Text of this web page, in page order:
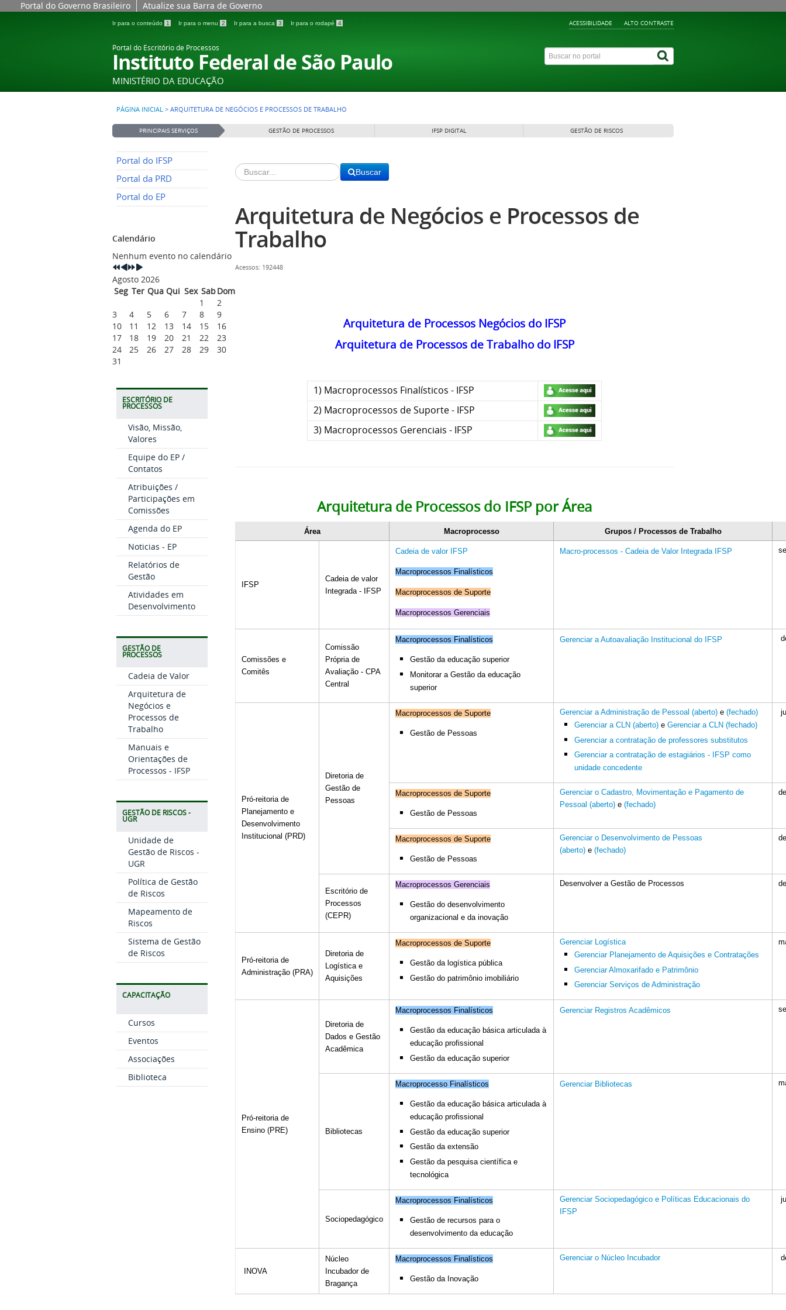
Portal do Governo Brasileiro Atualize sua Barra de Governo
Ir para o conteúdo 1 Ir para o menu 2 Ir para a busca 3 Ir para o rodapé 4 ACESSIBILIDADE ALTO CONTRASTE
Portal do Escritório de Processos
Instituto Federal de São Paulo
MINISTÉRIO DA EDUCAÇÃO
PÁGINA INICIAL > ARQUITETURA DE NEGÓCIOS E PROCESSOS DE TRABALHO
PRINCIPAIS SERVIÇOS GESTÃO DE PROCESSOS IFSP DIGITAL GESTÃO DE RISCOS
Portal do IFSP
Portal da PRD
Portal do EP
Calendário
Nenhum evento no calendário
Anterior
Anterior
Ano Mês
Agosto 2026
Seg Ter Qua Qui Sex SabDom
1
2
3
4 5 6 7 8
9
10
11 12 13 14 15
16
17
18 19 20 21 22
23
24
25 26 27 28 29
30
31
ESCRITÓRIO DE
PROCESSOS
Visão, Missão,
Valores
Equipe do EP /
Contatos
Atribuições /
Participações em
Comissões
Agenda do EP
Noticias - EP
Relatórios de
Gestão
Atividades em
Desenvolvimento
GESTÃO DE
PROCESSOS
Cadeia de Valor
Arquitetura de
Negócios e
Processos de
Trabalho
Manuais e
Orientações de
Processos - IFSP
GESTÃO DE RISCOS -
UGR
Unidade de
Gestão de Riscos -
UGR
Política de Gestão
de Riscos
Mapeamento de
Riscos
Sistema de Gestão
de Riscos
CAPACITAÇÃO
Cursos
Eventos
Associações
Biblioteca
Buscar
Arquitetura de Negócios e Processos de
Trabalho
Acessos: 192448
Arquitetura de Processos Negócios do IFSP
Arquitetura de Processos de Trabalho do IFSP
1) Macroprocessos Finalísticos - IFSP
2) Macroprocessos de Suporte - IFSP
3) Macroprocessos Gerenciais - IFSP
Arquitetura de Processos do IFSP por Área
Área Macroprocesso Grupos / Processos de Trabalho
IFSP
Cadeia de valor
Integrada - IFSP
Cadeia de valor IFSP
Macroprocessos Finalísticos
Macroprocessos de Suporte
Macroprocessos Gerenciais
Macro-processos - Cadeia de Valor Integrada IFSP
Comissões e
Comitês
Comissão
Própria de
Avaliação - CPA
Central
Macroprocessos Finalísticos
Gestão da educação superior
Monitorar a Gestão da educação
superior
Gerenciar a Autoavaliação Institucional do IFSP
Pró-reitoria de
Planejamento e
Desenvolvimento
Institucional (PRD)
Diretoria de
Gestão de
Pessoas
Macroprocessos de Suporte
Gestão de Pessoas
Gerenciar a Administração de Pessoal (aberto) e (fechado)
Gerenciar a CLN (aberto) e Gerenciar a CLN (fechado)
Gerenciar a contratação de professores substitutos
Gerenciar a contratação de estagiários - IFSP como
unidade concedente
Macroprocessos de Suporte
Gestão de Pessoas
Gerenciar o Cadastro, Movimentação e Pagamento de
Pessoal (aberto) e (fechado)
Macroprocessos de Suporte
Gestão de Pessoas
Gerenciar o Desenvolvimento de Pessoas
(aberto) e (fechado)
Escritório de
Processos
(CEPR)
Macroprocessos Gerenciais
Gestão do desenvolvimento
organizacional e da inovação
Desenvolver a Gestão de Processos
Pró-reitoria de
Administração (PRA)
Diretoria de
Logística e
Aquisições
Macroprocessos de Suporte
Gestão da logística pública
Gestão do patrimônio imobiliário
Gerenciar Logística
Gerenciar Planejamento de Aquisições e Contratações
Gerenciar Almoxarifado e Patrimônio
Gerenciar Serviços de Administração
Pró-reitoria de
Ensino (PRE)
Diretoria de
Dados e Gestão
Acadêmica
Macroprocessos Finalísticos
Gestão da educação básica articulada à
educação profissional
Gestão da educação superior
Gerenciar Registros Acadêmicos
Bibliotecas
Macroprocesso Finalísticos
Gestão da educação básica articulada à
educação profissional
Gestão da educação superior
Gestão da extensão
Gestão da pesquisa científica e
tecnológica
Gerenciar Bibliotecas
Sociopedagógico
Macroprocessos Finalísticos
Gestão de recursos para o
desenvolvimento da educação
Gerenciar Sociopedagógico e Políticas Educacionais do
IFSP
INOVA
Núcleo
Incubador de
Bragança
Macroprocessos Finalísticos
Gestão da Inovação
Gerenciar o Núcleo Incubador